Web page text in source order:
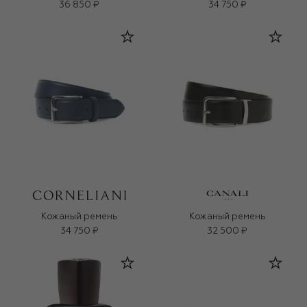
36 850 ₽
34 750 ₽
Кожаный ремень
34 750 ₽
Кожаный ремень
32 500 ₽